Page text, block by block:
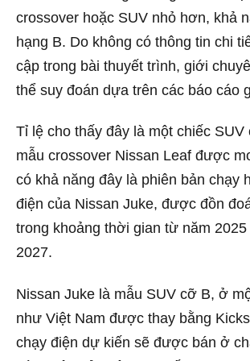
crossover hoặc SUV nhỏ hơn, khả
hạng B. Do không có thông tin chi
cập trong bài thuyết trình, giới
thể suy đoán dựa trên các báo cáo
Tỉ lệ cho thấy đây là một chiếc
mẫu crossover Nissan Leaf được
có khả năng đây là phiên bản chạy
điện của Nissan Juke, được đồn
trong khoảng thời gian từ năm 2025
2027.
Nissan Juke là mẫu SUV cỡ B, ở
như Việt Nam được thay bằng
chạy điện dự kiến sẽ được bán ở